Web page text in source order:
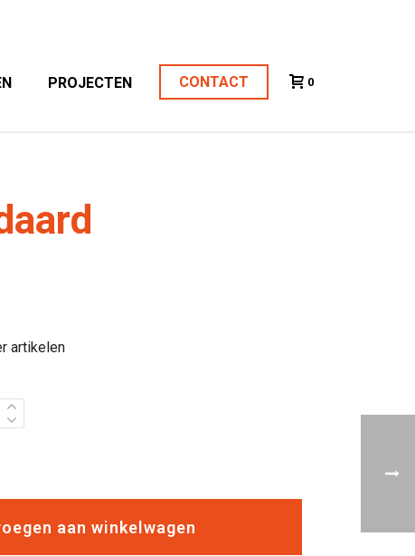
PROJECTEN CONTACT 0
artikelen
aan winkelwagen